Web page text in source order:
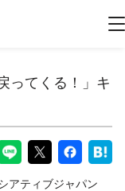
ってくる！」キ
アティブジャパン